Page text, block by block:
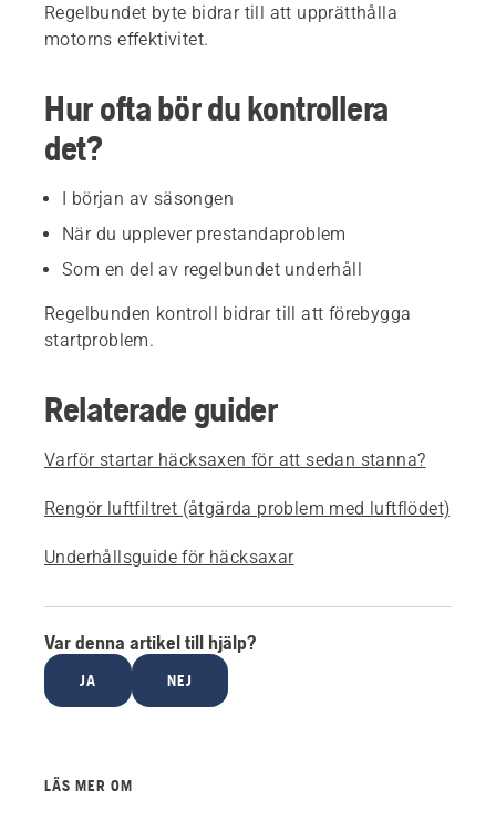
Regelbundet byte bidrar till att upprätthålla
motorns effektivitet.
Hur ofta bör du kontrollera
det?
I början av säsongen
När du upplever prestandaproblem
Som en del av regelbundet underhåll
Regelbunden kontroll bidrar till att förebygga
startproblem.
Relaterade guider
Varför startar häcksaxen för att sedan stanna?
Rengör luftfiltret (åtgärda problem med luftflödet)
Underhållsguide för häcksaxar
Var denna artikel till hjälp?
JA NEJ
LÄS MER OM